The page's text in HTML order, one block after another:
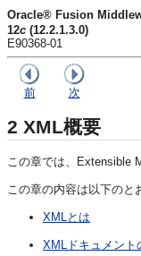
Oracle® Fusion
12c (12.2.1.3.0)
E90368-01
前 次
2 XML概要
この章では、Extensible
この章の内容は以下のと
XMLとは
XMLドキュメント